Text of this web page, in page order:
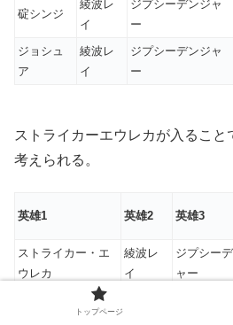
碇シンジ
綾波レ
イ
ジプシーデンジャ
ー
ジョシュ
ア
綾波レ
イ
ジプシーデンジャ
ー
ストライカーエウレカが入るこ
考えられる。
英雄1 英雄2 英雄3
ストライカー・エ
ウレカ
綾波レ
イ
ジプシー
ャー
ストライカー・エ
トップページ